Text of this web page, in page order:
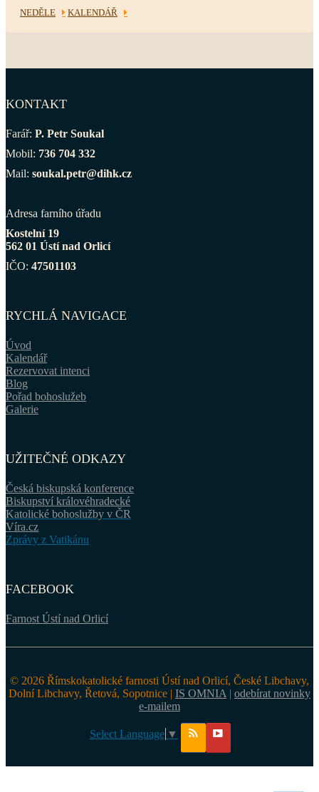
NEDĚLE
KALENDÁŘ
KONTAKT
Farář: P. Petr Soukal
Mobil: 736 704 332
Mail: soukal.petr@dihk.cz
Adresa farního úřadu
Kostelní 19
562 01 Ústí nad Orlicí
IČO: 47501103
RYCHLÁ NAVIGACE
Úvod
Kalendář
Rezervovat intenci
Blog
Pořad bohoslužeb
Galerie
UŽITEČNÉ ODKAZY
Česká biskupská konference
Biskupství královéhradecké
Katolické bohoslužby v ČR
Víra.cz
Zprávy z Vatikánu
FACEBOOK
Farnost Ústí nad Orlicí
© 2026 Římskokatolické farnosti Ústí nad Orlicí, České Libchavy,
Dolní Libchavy, Řetová, Sopotnice | IS OMNIA | odebírat novinky
e-mailem
Select Language ▼